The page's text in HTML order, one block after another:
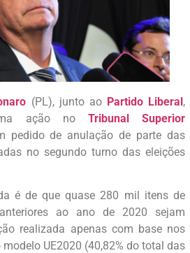
(PL), junto ao Partido Liberal,
ação no Tribunal Superior
pedido de anulação de parte das
no segundo turno das eleições
é de que quase 280 mil itens de
ao ano de 2020 sejam
realizada apenas com base nos
UE2020 (40,82% do total das